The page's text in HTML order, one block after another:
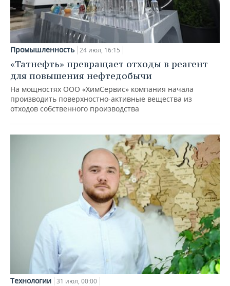
Промышленность 24 июл, 16:15
«Татнефть» превращает отходы в реагент
для повышения нефтедобычи
На мощностях ООО «ХимСервис» компания начала
производить поверхностно-активные вещества из
отходов собственного производства
Технологии 31 июл, 00:00